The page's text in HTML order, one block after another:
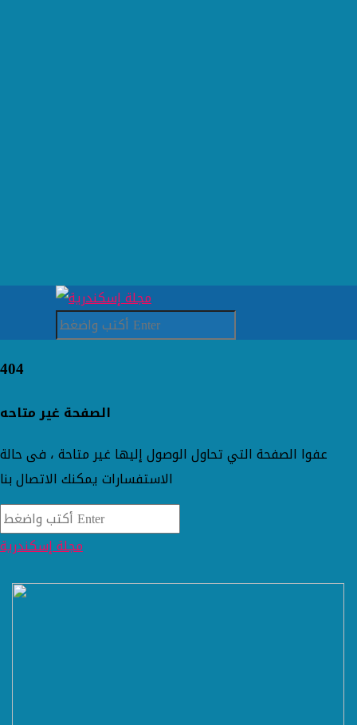
404
الصفحة غير متاحه
عفوا الصفحة التي تحاول الوصول إليها غير متاحة ، فى حالة
الاستفسارات يمكنك الاتصال بنا
مجلة إسكندرية